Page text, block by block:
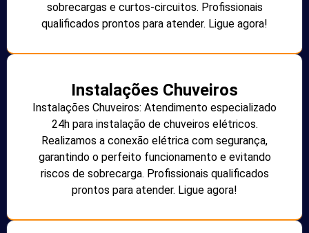
sobrecargas e curtos-circuitos. Profissionais
qualificados prontos para atender. Ligue agora!
Instalações Chuveiros
Instalações Chuveiros: Atendimento especializado
24h para instalação de chuveiros elétricos.
Realizamos a conexão elétrica com segurança,
garantindo o perfeito funcionamento e evitando
riscos de sobrecarga. Profissionais qualificados
prontos para atender. Ligue agora!